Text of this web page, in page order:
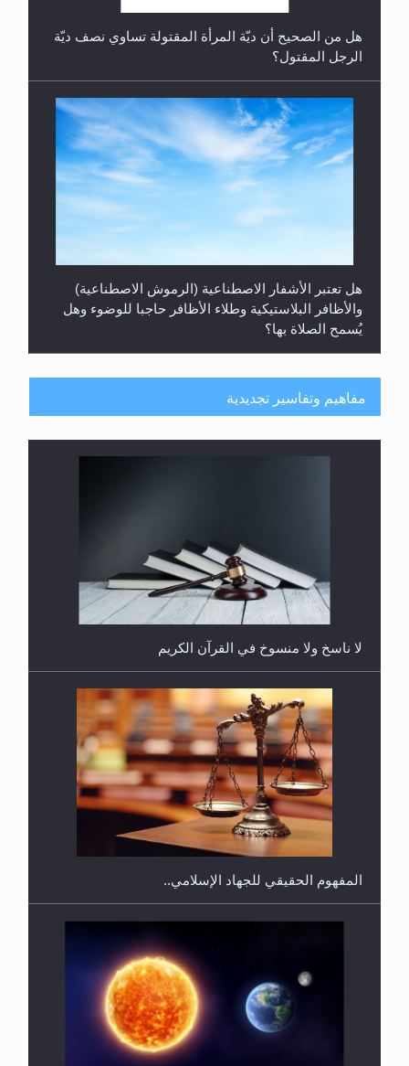
هل من الصحيح أن ديّة المرأة المقتولة تساوي نصف ديّة
الرجل المقتول؟
هل تعتبر الأشفار الاصطناعية (الرموش الاصطناعية)
والأظافر البلاستيكية وطلاء الأظافر حاجبا للوضوء وهل
يُسمح الصلاة بها؟
هل يُحسب حول الزكاة وفق السنة الميلادية أو الهجرية؟
هل يجوز فتح مشروع كوافير نسائي للمحجبات وغير
المحجبات؟
مفاهيم وتفاسير تجديدية
لا ناسخ ولا منسوخ في القرآن الكريم
المفهوم الحقيقي للجهاد الإسلامي..